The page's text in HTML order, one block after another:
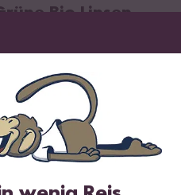
Bio Linsen